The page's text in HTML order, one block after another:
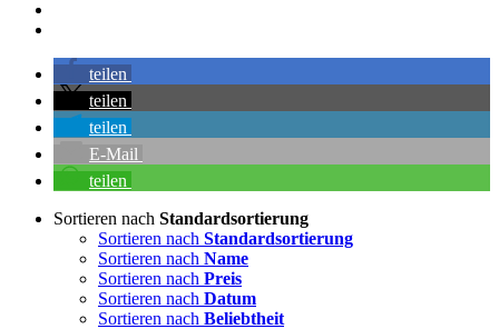
teilen
teilen
teilen
E-Mail
teilen
Sortieren nach Standardsortierung
Sortieren nach Standardsortierung
Sortieren nach Name
Sortieren nach Preis
Sortieren nach Datum
Sortieren nach Beliebtheit